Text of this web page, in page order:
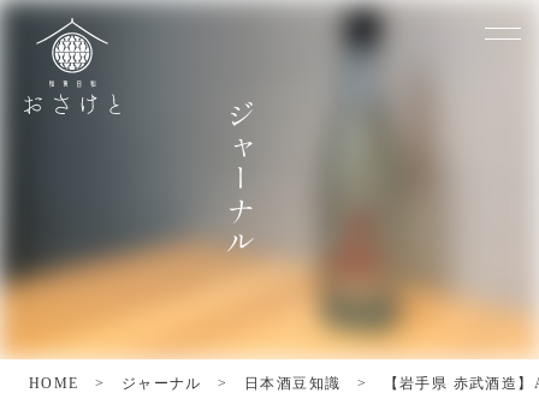
ジ
ャ
ー
ナ
ル
HOME > ジャーナル > 日本酒豆知識 > 【岩手県 赤武酒造